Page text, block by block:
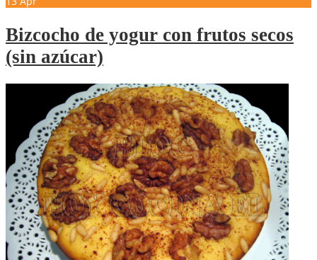
Bizcocho de yogur con frutos secos
(sin azúcar)